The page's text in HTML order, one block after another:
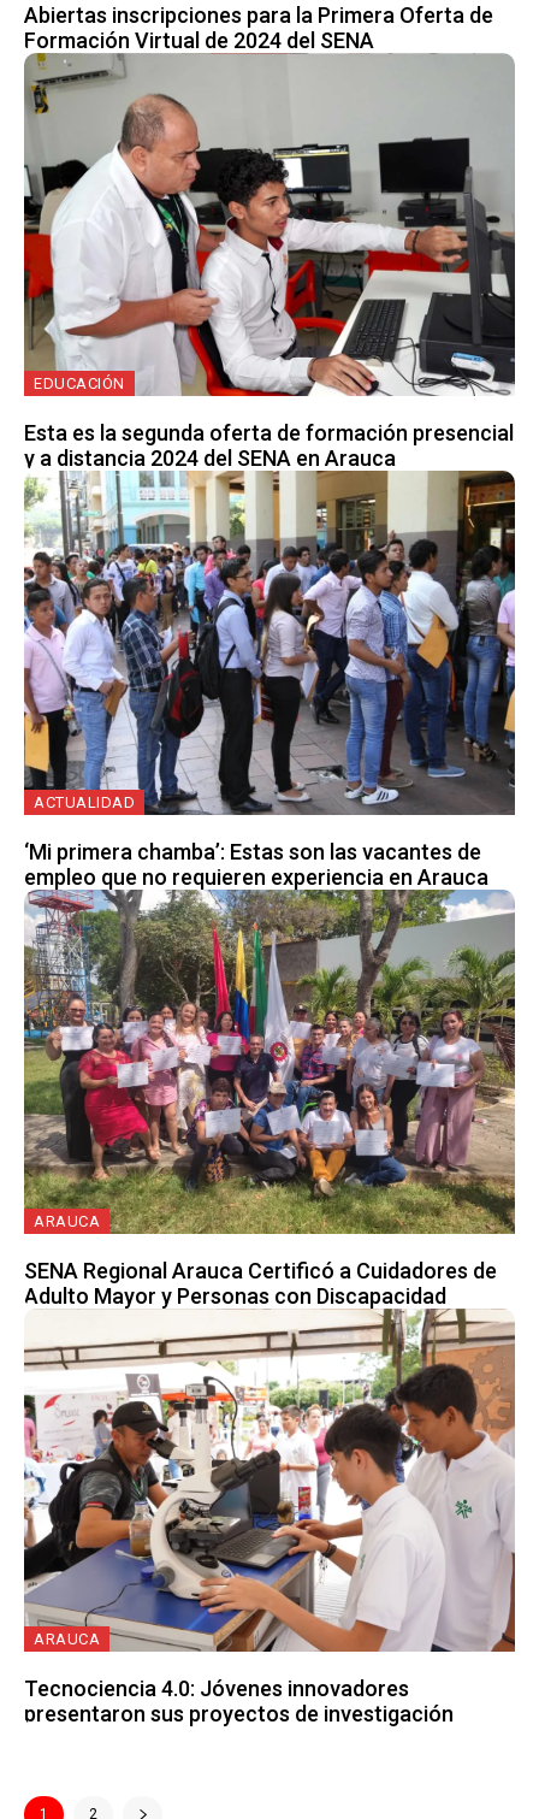
Abiertas inscripciones para la Primera Oferta de
Formación Virtual de 2024 del SENA
EDUCACIÓN
Esta es la segunda oferta de formación presencial
y a distancia 2024 del SENA en Arauca
ACTUALIDAD
‘Mi primera chamba’: Estas son las vacantes de
empleo que no requieren experiencia en Arauca
ARAUCA
SENA Regional Arauca Certificó a Cuidadores de
Adulto Mayor y Personas con Discapacidad
ARAUCA
Tecnociencia 4.0: Jóvenes innovadores
presentaron sus proyectos de investigación
1 2